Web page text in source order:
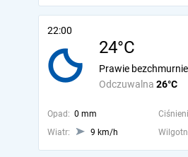
22:00
24°C
Odczuwalna 26°C
Prawie bezchmurnie
Opad: 0 mm
Wiatr:
9 km/h